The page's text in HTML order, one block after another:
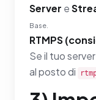
Server e
Base.
RTMPS
Se il tuo
al posto di